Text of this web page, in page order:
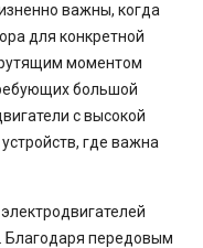
важны, когда
для конкретной
моментом
большой
с высокой
где важна
Благодаря передовым